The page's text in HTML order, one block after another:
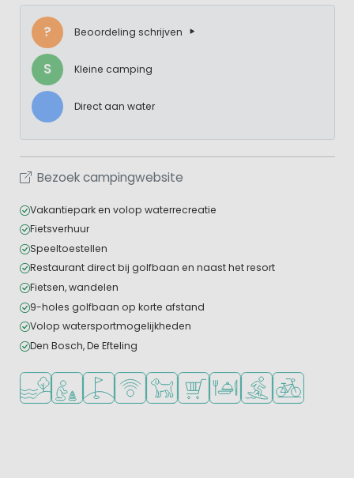
? Beoordeling schrijven
S Kleine camping
Direct aan water
Bezoek campingwebsite
Vakantiepark en volop waterrecreatie
Fietsverhuur
Speeltoestellen
Restaurant direct bij golfbaan en naast het resort
Fietsen, wandelen
9-holes golfbaan op korte afstand
Volop watersportmogelijkheden
Den Bosch, De Efteling
Ligt bij het water
Aanbevolen voor jonge kinderen
Golfbaan in de buurt
WiFi beschikbaar
Huisdieren toegestaan
Campingwinkel/Supermarkt
Restaurant of pizzeria
Fietsverhuur